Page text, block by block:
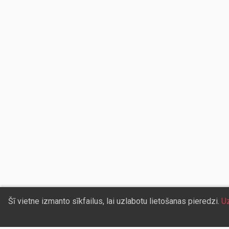
Šī vietne izmanto sīkfailus, lai uzlabotu lietošanas pieredzi.